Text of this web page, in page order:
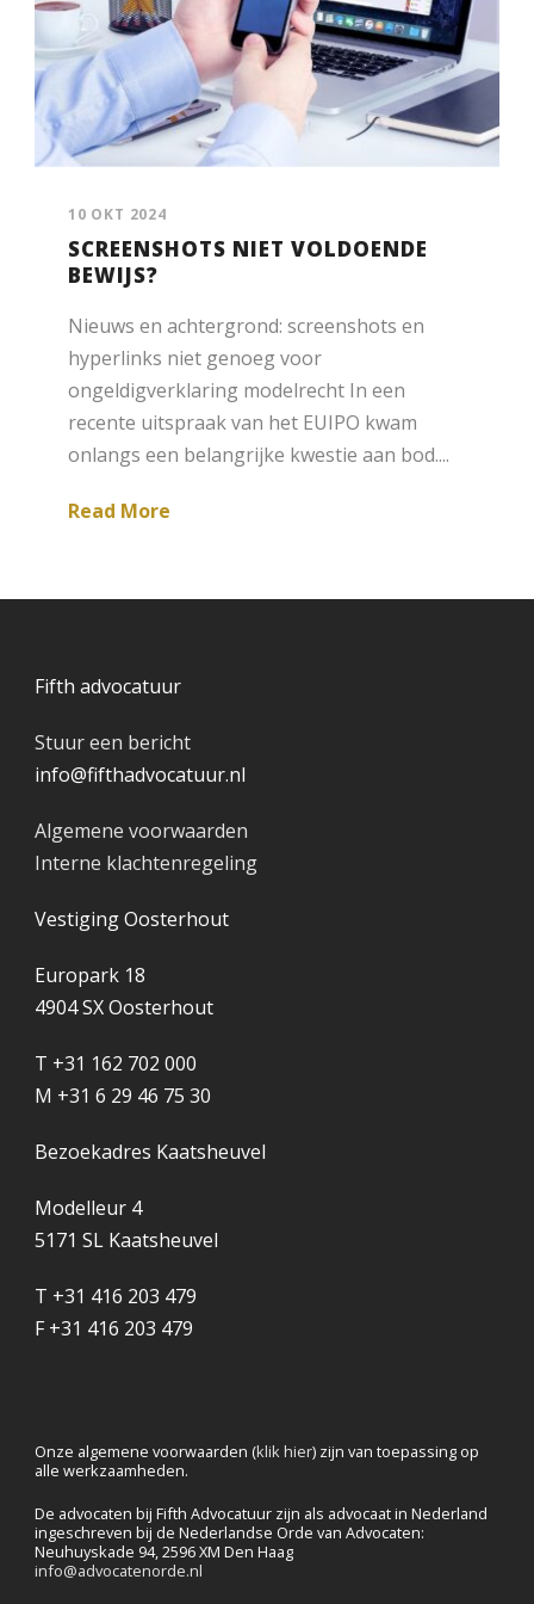
10 OKT 2024
SCREENSHOTS NIET VOLDOENDE
BEWIJS?
Nieuws en achtergrond: screenshots en
hyperlinks niet genoeg voor
ongeldigverklaring modelrecht In een
recente uitspraak van het EUIPO kwam
onlangs een belangrijke kwestie aan bod....
Read More
Fifth advocatuur
Stuur een bericht
info@fifthadvocatuur.nl
Algemene voorwaarden
Interne klachtenregeling
Vestiging Oosterhout
Europark 18
4904 SX Oosterhout
T +31 162 702 000
M +31 6 29 46 75 30
Bezoekadres Kaatsheuvel
Modelleur 4
5171 SL Kaatsheuvel
T +31 416 203 479
F +31 416 203 479
Onze algemene voorwaarden (klik hier) zijn van toepassing op
alle werkzaamheden.
De advocaten bij Fifth Advocatuur zijn als advocaat in Nederland
ingeschreven bij de Nederlandse Orde van Advocaten:
Neuhuyskade 94, 2596 XM Den Haag
info@advocatenorde.nl